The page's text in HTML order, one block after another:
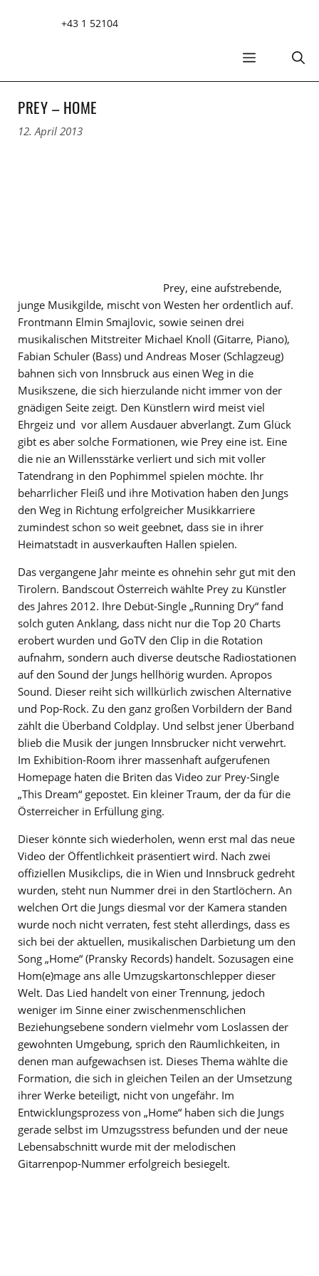
+43 1 52104
MENÜ
PREY – HOME
12. April 2013
Prey, eine aufstrebende,
junge Musikgilde, mischt von Westen her ordentlich auf.
Frontmann Elmin Smajlovic, sowie seinen drei
musikalischen Mitstreiter Michael Knoll (Gitarre, Piano),
Fabian Schuler (Bass) und Andreas Moser (Schlagzeug)
bahnen sich von Innsbruck aus einen Weg in die
Musikszene, die sich hierzulande nicht immer von der
gnädigen Seite zeigt. Den Künstlern wird meist viel
Ehrgeiz und vor allem Ausdauer abverlangt. Zum Glück
gibt es aber solche Formationen, wie Prey eine ist. Eine
die nie an Willensstärke verliert und sich mit voller
Tatendrang in den Pophimmel spielen möchte. Ihr
beharrlicher Fleiß und ihre Motivation haben den Jungs
den Weg in Richtung erfolgreicher Musikkarriere
zumindest schon so weit geebnet, dass sie in ihrer
Heimatstadt in ausverkauften Hallen spielen.
Das vergangene Jahr meinte es ohnehin sehr gut mit den
Tirolern. Bandscout Österreich wählte Prey zu Künstler
des Jahres 2012. Ihre Debüt-Single „Running Dry“ fand
solch guten Anklang, dass nicht nur die Top 20 Charts
erobert wurden und GoTV den Clip in die Rotation
aufnahm, sondern auch diverse deutsche Radiostationen
auf den Sound der Jungs hellhörig wurden. Apropos
Sound. Dieser reiht sich willkürlich zwischen Alternative
und Pop-Rock. Zu den ganz großen Vorbildern der Band
zählt die Überband Coldplay. Und selbst jener Überband
blieb die Musik der jungen Innsbrucker nicht verwehrt.
Im Exhibition-Room ihrer massenhaft aufgerufenen
Homepage haten die Briten das Video zur Prey-Single
„This Dream“ gepostet. Ein kleiner Traum, der da für die
Österreicher in Erfüllung ging.
Dieser könnte sich wiederholen, wenn erst mal das neue
Video der Öffentlichkeit präsentiert wird. Nach zwei
offiziellen Musikclips, die in Wien und Innsbruck gedreht
wurden, steht nun Nummer drei in den Startlöchern. An
welchen Ort die Jungs diesmal vor der Kamera standen
wurde noch nicht verraten, fest steht allerdings, dass es
sich bei der aktuellen, musikalischen Darbietung um den
Song „Home“ (Pransky Records) handelt. Sozusagen eine
Hom(e)mage ans alle Umzugskartonschlepper dieser
Welt. Das Lied handelt von einer Trennung, jedoch
weniger im Sinne einer zwischenmenschlichen
Beziehungsebene sondern vielmehr vom Loslassen der
gewohnten Umgebung, sprich den Räumlichkeiten, in
denen man aufgewachsen ist. Dieses Thema wählte die
Formation, die sich in gleichen Teilen an der Umsetzung
ihrer Werke beteiligt, nicht von ungefähr. Im
Entwicklungsprozess von „Home“ haben sich die Jungs
gerade selbst im Umzugsstress befunden und der neue
Lebensabschnitt wurde mit der melodischen
Gitarrenpop-Nummer erfolgreich besiegelt.